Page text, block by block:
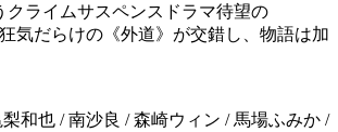
クライムサスペンスドラマ待望の
気だらけの《外道》が交錯し、物語は加
和也 / 南沙良 / 森崎ウィン / 馬場ふみか /